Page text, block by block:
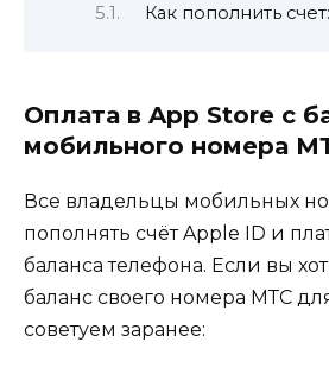
Как пополнить счет:
Оплата в App Store с
мобильного номера
Все владельцы мобильных
пополнять счёт Apple ID и
баланса телефона. Если вы
баланс своего номера МТС
советуем заранее: